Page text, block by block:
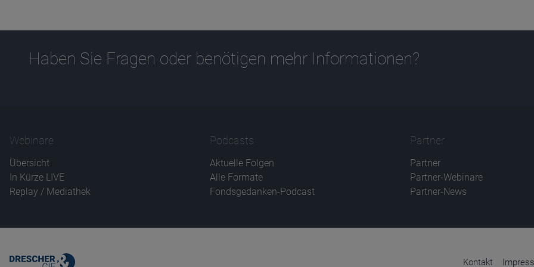
Haben Sie Fragen oder benötigen mehr Informationen?
Webinare
Übersicht
In Kürze LIVE
Replay / Mediathek
Podcasts
Aktuelle Folgen
Alle Formate
Fondsgedanken-Podcast
Partner
Partner
Partner-Webinare
Partner-News
Kontakt